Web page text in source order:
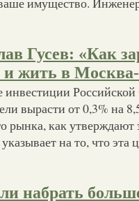
Гусев: «Как
и жить в
вырасти от 0,3% на
рынка, как утверждают
на то, что эта
набрать